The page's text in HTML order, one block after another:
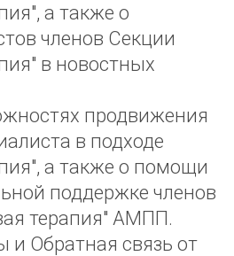
а также о
членов Секции
в новостных
продвижения
в подходе
а также о помощи
поддержке членов
терапия" АМПП.
и Обратная связь от